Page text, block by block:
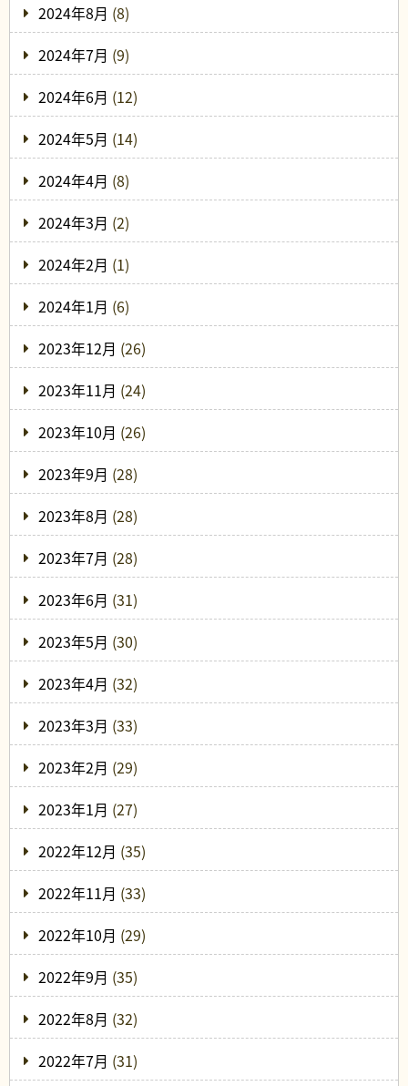
2024年8月 (8)
2024年7月 (9)
2024年6月 (12)
2024年5月 (14)
2024年4月 (8)
2024年3月 (2)
2024年2月 (1)
2024年1月 (6)
2023年12月 (26)
2023年11月 (24)
2023年10月 (26)
2023年9月 (28)
2023年8月 (28)
2023年7月 (28)
2023年6月 (31)
2023年5月 (30)
2023年4月 (32)
2023年3月 (33)
2023年2月 (29)
2023年1月 (27)
2022年12月 (35)
2022年11月 (33)
2022年10月 (29)
2022年9月 (35)
2022年8月 (32)
2022年7月 (31)